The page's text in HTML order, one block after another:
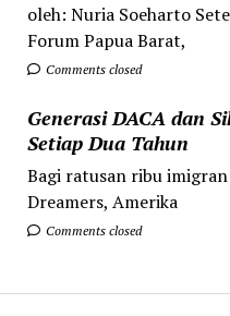
oleh: Nuria Soeharto
Forum Papua Barat,
Comments closed
Generasi DACA dan
Setiap Dua Tahun
Bagi ratusan ribu
Dreamers, Amerika
Comments closed